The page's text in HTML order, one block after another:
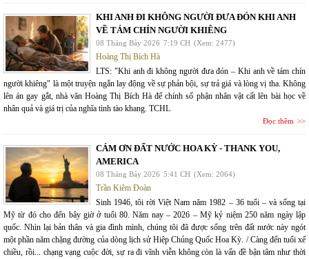
KHI ANH ĐI KHÔNG NGƯỜI ĐƯA ĐÓN KHI ANH
VỀ TÁM CHÍN NGƯỜI KHIÊNG
08 Tháng Bảy 2026 7:19 CH (Xem: 2477)
Hoàng Thị Bích Hà
LTS: "Khi anh đi không người đưa đón – Khi anh về tám chín
người khiêng" là một truyện ngắn lay động về sự phản bội, sự trả giá và lòng vị tha. Không
lên án gay gắt, nhà văn Hoàng Thị Bích Hà để chính số phận nhân vật cất lên bài học về
nhân quả và giá trị của nghĩa tình tào khang. TCHL
Đọc thêm
CÁM ƠN ĐẤT NƯỚC HOA KỲ - THANK YOU,
AMERICA
08 Tháng Bảy 2026 5:41 CH (Xem: 2064)
Trần Kiêm Đoàn
Sinh 1946, tôi rời Việt Nam năm 1982 – 36 tuổi – và sống tại
Mỹ từ đó cho đến bây giờ ở tuổi 80. Năm nay – 2026 – Mỹ kỷ niệm 250 năm ngày lập
quốc. Nhìn lại bản thân và gia đình mình, chúng tôi đã được sống trên đất nước này ngót
một phần năm chặng đường của dòng lịch sử Hiệp Chủng Quốc Hoa Kỳ. / Càng đến tuổi xế
chiều, rồi... chạng vạng cuộc đời, sự ra đi vĩnh viễn không còn là vấn đề bận tâm như thời